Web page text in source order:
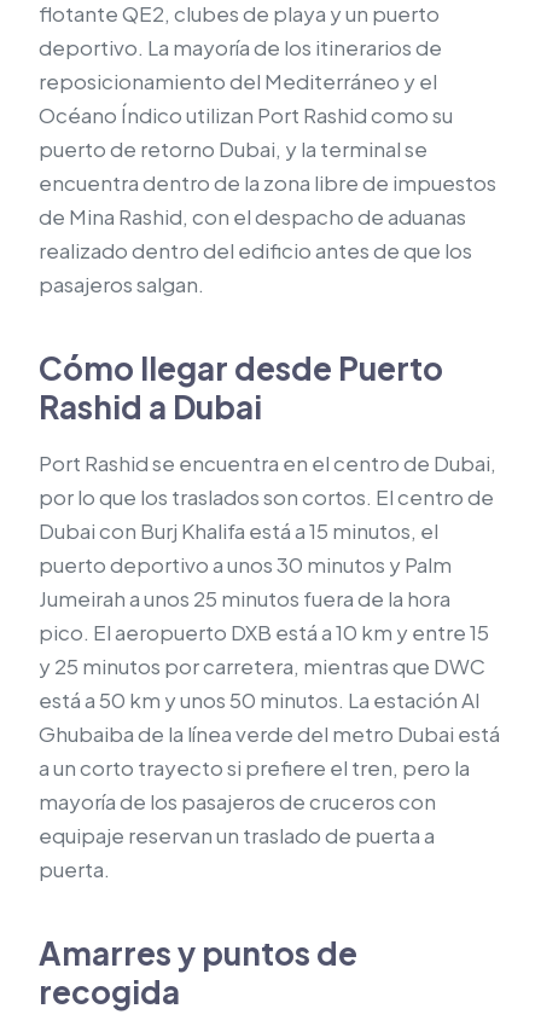
flotante QE2, clubes de playa y un puerto
deportivo. La mayoría de los itinerarios de
reposicionamiento del Mediterráneo y el
Océano Índico utilizan Port Rashid como su
puerto de retorno Dubai, y la terminal se
encuentra dentro de la zona libre de impuestos
de Mina Rashid, con el despacho de aduanas
realizado dentro del edificio antes de que los
pasajeros salgan.
Cómo llegar desde Puerto
Rashid a Dubai
Port Rashid se encuentra en el centro de Dubai,
por lo que los traslados son cortos. El centro de
Dubai con Burj Khalifa está a 15 minutos, el
puerto deportivo a unos 30 minutos y Palm
Jumeirah a unos 25 minutos fuera de la hora
pico. El aeropuerto DXB está a 10 km y entre 15
y 25 minutos por carretera, mientras que DWC
está a 50 km y unos 50 minutos. La estación Al
Ghubaiba de la línea verde del metro Dubai está
a un corto trayecto si prefiere el tren, pero la
mayoría de los pasajeros de cruceros con
equipaje reservan un traslado de puerta a
puerta.
Amarres y puntos de
recogida